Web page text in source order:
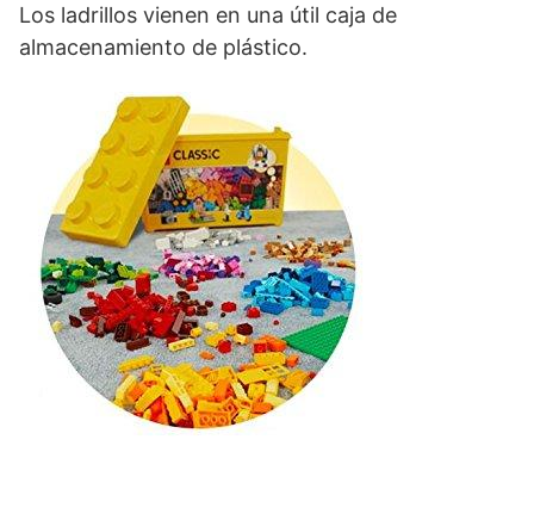
Los ladrillos vienen en una útil caja de
almacenamiento de plástico.